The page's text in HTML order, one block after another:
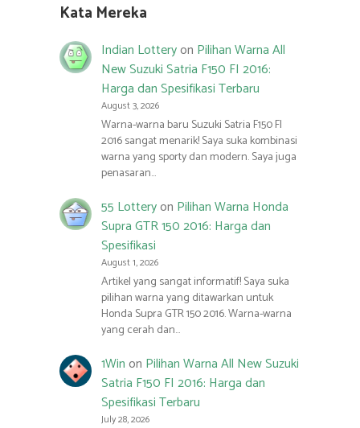
Kata Mereka
Indian Lotteryon Pilihan Warna All
New Suzuki Satria F150 FI 2016:
Harga dan Spesifikasi Terbaru
August 3, 2026
Warna-warna baru Suzuki Satria F150 FI
2016 sangat menarik! Saya suka kombinasi
warna yang sporty dan modern. Saya juga
penasaran…
55 Lotteryon Pilihan Warna Honda
Supra GTR 150 2016: Harga dan
Spesifikasi
August 1, 2026
Artikel yang sangat informatif! Saya suka
pilihan warna yang ditawarkan untuk
Honda Supra GTR 150 2016. Warna-warna
yang cerah dan…
1Winon Pilihan Warna All New Suzuki
Satria F150 FI 2016: Harga dan
Spesifikasi Terbaru
July 28, 2026